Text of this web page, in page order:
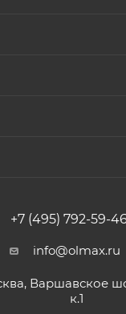
+7 (495) 792-59-
info@olmax.ru
Варшавское
к.1